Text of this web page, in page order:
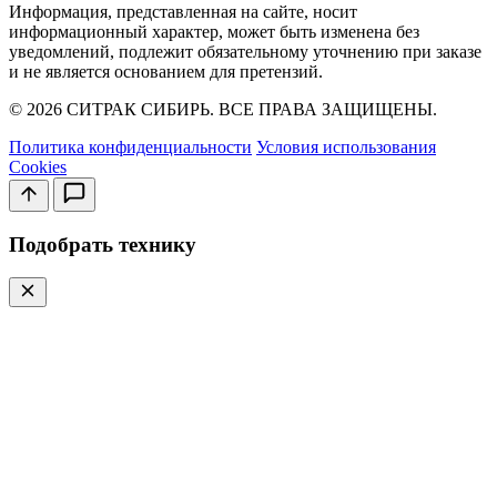
Информация, представленная на сайте, носит
информационный характер, может быть изменена без
уведомлений, подлежит обязательному уточнению при заказе
и не является основанием для претензий.
© 2026 СИТРАК СИБИРЬ. ВСЕ ПРАВА ЗАЩИЩЕНЫ.
Политика конфиденциальности Условия использования
Cookies
Подобрать технику